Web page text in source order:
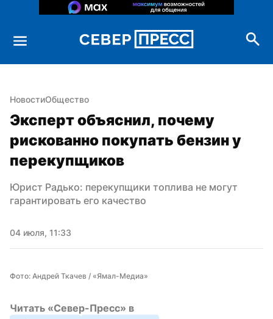
НовостиОбщество
Эксперт объяснил, почему
рискованно покупать бензин у
перекупщиков
Юрист Радько: перекупщики топлива не могут
гарантировать его качество
04 июля, 11:33
Фото: Андрей Ткачев / «Ямал-Медиа»
Читать «Север-Пресс» в